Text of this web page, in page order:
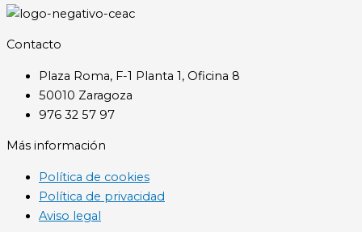
Contacto
Plaza Roma, F-1 Planta 1, Oficina 8
50010 Zaragoza
976 32 57 97
Más información
Política de cookies
Política de privacidad
Aviso legal